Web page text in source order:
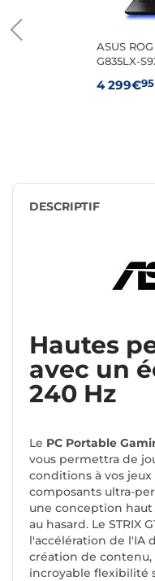
ASUS
G835LX-
4 299€95
DESCRIPTIF
Hautes
avec un
240 Hz
Le PC Portable
vous permettra de
conditions à vos jeux
composants ultra-
une conception
au hasard. Le STRIX
l'accélération de l'IA
création de contenu,
incroyable flexibilité